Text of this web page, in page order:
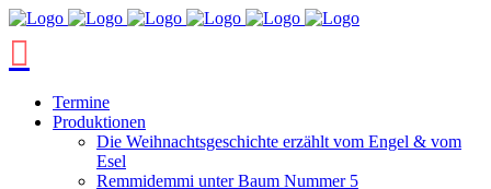
Termine
Produktionen
Die Weihnachtsgeschichte erzählt vom Engel & vom
Esel
Remmidemmi unter Baum Nummer 5